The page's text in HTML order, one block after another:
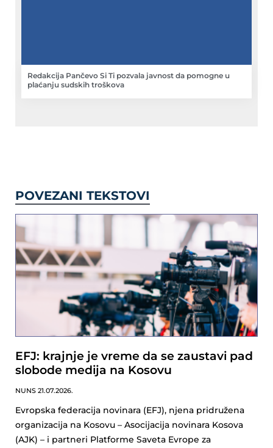
Redakcija Pančevo Si Ti pozvala javnost da pomogne u
plaćanju sudskih troškova
POVEZANI TEKSTOVI
EFJ: krajnje je vreme da se zaustavi pad
slobode medija na Kosovu
NUNS 21.07.2026.
Evropska federacija novinara (EFJ), njena pridružena
organizacija na Kosovu – Asocijacija novinara Kosova
(AJK) – i partneri Platforme Saveta Evrope za